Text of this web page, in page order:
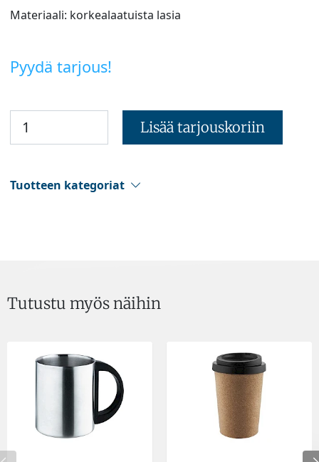
Materiaali: korkealaatuista lasia
Pyydä tarjous!
Lisää tarjouskoriin
Tuotteen kategoriat
Tutustu myös näihin